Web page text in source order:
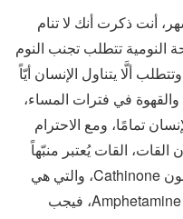
أنت ذكرت أنك لا تنام
النومية تتطلب تجنب النوم
ألَّا يتناول الإنسان أيّاً
في فترات المساء،
تمامًا، ومع الاحترام
القات، القات يُعتبر منبّهاً
قويّاً جدًّا؛ لأنه يحتوي على مادة الكاثينون Cathinone، والتي هي
قريبة جدًّا من مركّبات الأمفيتامينات Amphetamine، فيجب